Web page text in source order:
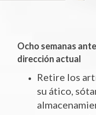
Ocho semanas
dirección actual
Retire los
su ático,